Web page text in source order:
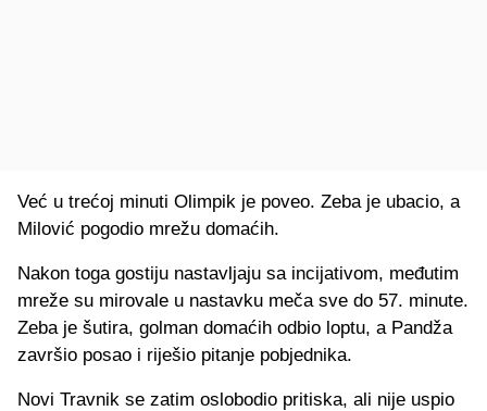
Već u trećoj minuti Olimpik je poveo. Zeba je ubacio, a
Milović pogodio mrežu domaćih.
Nakon toga gostiju nastavljaju sa incijativom, međutim
mreže su mirovale u nastavku meča sve do 57. minute.
Zeba je šutira, golman domaćih odbio loptu, a Pandža
završio posao i riješio pitanje pobjednika.
Novi Travnik se zatim oslobodio pritiska, ali nije uspio